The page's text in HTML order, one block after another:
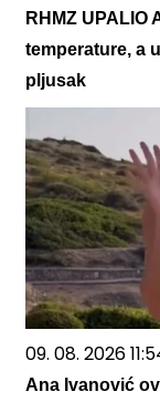
RHMZ
temperature, a
pljusak
09. 08. 2026
Ana Ivanović